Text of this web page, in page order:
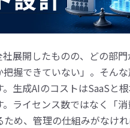
社展開したものの、どの部
把握できていない」。そん
生成AIのコストはSaaSと
ライセンス数ではなく「
ため、管理の仕組みがなけ